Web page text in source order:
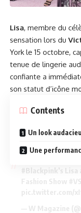
Lisa, membre du
sensation lors du
York le 15 octobre,
tenue de lingerie
confiante a
son statut d’icône
Contents
Un look
Une
#Blackpink ’s